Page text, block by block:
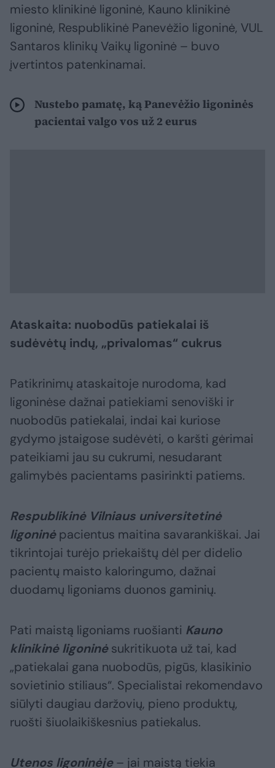
miesto klinikinė ligoninė, Kauno klinikinė
ligoninė, Respublikinė Panevėžio ligoninė, VUL
Santaros klinikų Vaikų ligoninė – buvo
įvertintos patenkinamai.
Nustebo pamatę, ką Panevėžio ligoninės
pacientai valgo vos už 2 eurus
Ataskaita: nuobodūs patiekalai iš
sudėvėtų indų, „privalomas“ cukrus
Patikrinimų ataskaitoje nurodoma, kad
ligoninėse dažnai patiekiami senoviški ir
nuobodūs patiekalai, indai kai kuriose
gydymo įstaigose sudėvėti, o karšti gėrimai
pateikiami jau su cukrumi, nesudarant
galimybės pacientams pasirinkti patiems.
Respublikinė Vilniaus universitetinė
ligoninėpacientus maitina savarankiškai. Jai
tikrintojai turėjo priekaištų dėl per didelio
pacientų maisto kaloringumo, dažnai
duodamų ligoniams duonos gaminių.
Pati maistą ligoniams ruošianti Kauno
klinikinė ligoninėsukritikuota už tai, kad
„patiekalai gana nuobodūs, pigūs, klasikinio
sovietinio stiliaus“. Specialistai rekomendavo
siūlyti daugiau daržovių, pieno produktų,
ruošti šiuolaikiškesnius patiekalus.
Utenos ligoninėje– jai maistą tiekia